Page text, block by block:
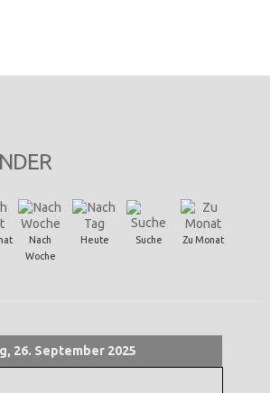
Nach
Woche
Heute Suche Zu Monat
26. September 2025